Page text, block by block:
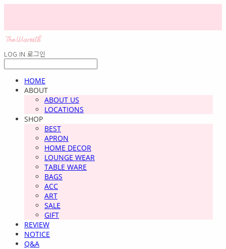
LOG IN 로그인
HOME
ABOUT
ABOUT US
LOCATIONS
SHOP
BEST
APRON
HOME DECOR
LOUNGE WEAR
TABLE WARE
BAGS
ACC
ART
SALE
GIFT
REVIEW
NOTICE
Q&A